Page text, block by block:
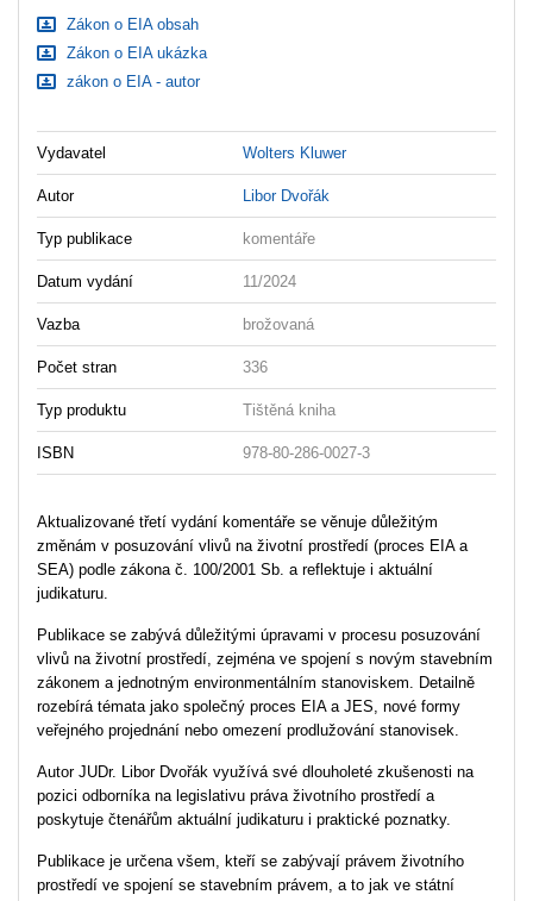
Zákon o EIA obsah
Zákon o EIA ukázka
zákon o EIA - autor
Vydavatel Wolters Kluwer
Autor Libor Dvořák
Typ publikace komentáře
Datum vydání 11/2024
Vazba brožovaná
Počet stran 336
Typ produktu Tištěná kniha
ISBN 978-80-286-0027-3
Aktualizované třetí vydání komentáře se věnuje důležitým
změnám v posuzování vlivů na životní prostředí (proces EIA a
SEA) podle zákona č. 100/2001 Sb. a reflektuje i aktuální
judikaturu.
Publikace se zabývá důležitými úpravami v procesu posuzování
vlivů na životní prostředí, zejména ve spojení s novým stavebním
zákonem a jednotným environmentálním stanoviskem. Detailně
rozebírá témata jako společný proces EIA a JES, nové formy
veřejného projednání nebo omezení prodlužování stanovisek.
Autor JUDr. Libor Dvořák využívá své dlouholeté zkušenosti na
pozici odborníka na legislativu práva životního prostředí a
poskytuje čtenářům aktuální judikaturu i praktické poznatky.
Publikace je určena všem, kteří se zabývají právem životního
prostředí ve spojení se stavebním právem, a to jak ve státní